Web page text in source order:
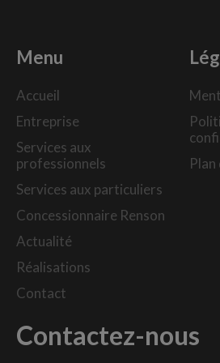
Menu
Accueil
Entreprise
Services aux
professionnels
Services aux particuliers
Concessionnaire Renson
Actualité
Réalisations
Contact
Plan
Contactez-nous